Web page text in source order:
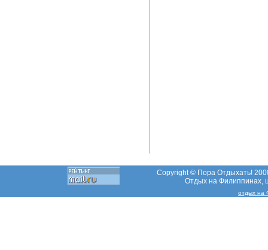
Copyright © Пора Отдыхать!
Отдых на Филиппинах,
отдых на